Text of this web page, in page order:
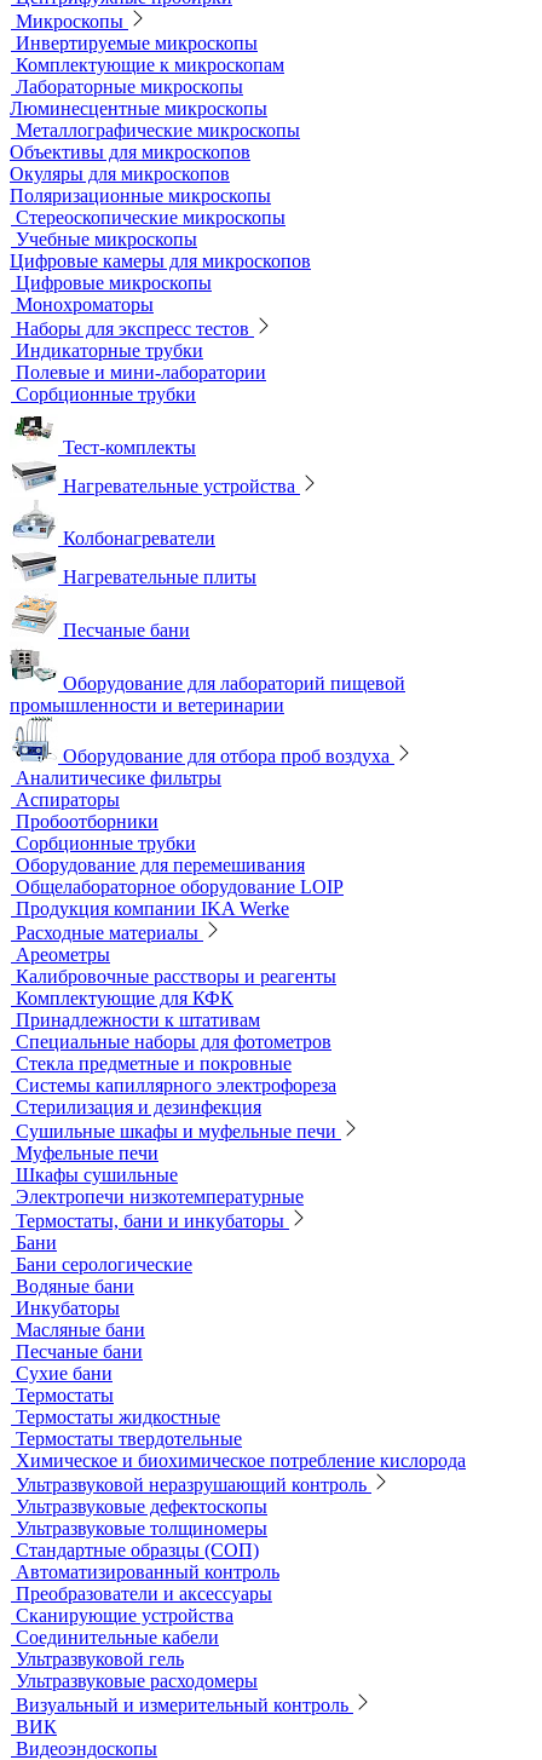
Грохоты и рассевы
Лабораторные сита
Мельницы лабораторные
Оборудование для дробления и измельчения
Жидкостные термостаты и криостаты
Лабораторная посуда
Воронки делительные
Колбы
Мерная посуда
Посуда общего назначения
Центрифужные пробирки
Микроскопы
Инвертируемые микроскопы
Комплектующие к микроскопам
Лабораторные микроскопы
Люминесцентные микроскопы
Металлографические микроскопы
Объективы для микроскопов
Окуляры для микроскопов
Поляризационные микроскопы
Стереоскопические микроскопы
Учебные микроскопы
Цифровые камеры для микроскопов
Цифровые микроскопы
Монохроматоры
Наборы для экспресс тестов
Индикаторные трубки
Полевые и мини-лаборатории
Сорбционные трубки
Нагревательные устройства
Колбонагреватели
Нагревательные плиты
Песчаные бани
Оборудование для лабораторий пищевой
промышленности и ветеринарии
Оборудование для отбора проб воздуха
Аналитичесике фильтры
Аспираторы
Пробоотборники
Сорбционные трубки
Оборудование для перемешивания
Общелабораторное оборудование LOIP
Продукция компании IKA Werke
Расходные материалы
Ареометры
Калибровочные расстворы и реагенты
Комплектующие для КФК
Принадлежности к штативам
Специальные наборы для фотометров
Стекла предметные и покровные
Системы капиллярного электрофореза
Стерилизация и дезинфекция
Сушильные шкафы и муфельные печи
Муфельные печи
Шкафы сушильные
Электропечи низкотемпературные
Термостаты, бани и инкубаторы
Бани
Бани серологические
Водяные бани
Инкубаторы
Масляные бани
Песчаные бани
Сухие бани
Термостаты
Термостаты жидкостные
Термостаты твердотельные
Химическое и биохимическое потребление кислорода